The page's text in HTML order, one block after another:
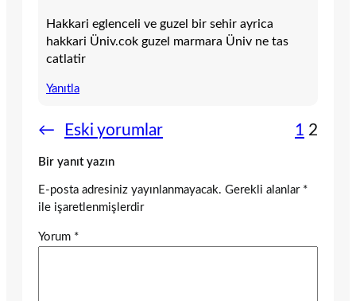
Hakkari eglenceli ve guzel bir sehir ayrica
hakkari Üniv.cok guzel marmara Üniv ne tas
catlatir
Yanıtla
← Eski yorumlar 1 2
Bir yanıt yazın
E-posta adresiniz yayınlanmayacak. Gerekli alanlar *
ile işaretlenmişlerdir
Yorum *